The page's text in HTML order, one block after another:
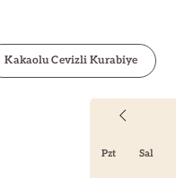
Kakaolu Cevizli Kurabiye
Pzt Sal